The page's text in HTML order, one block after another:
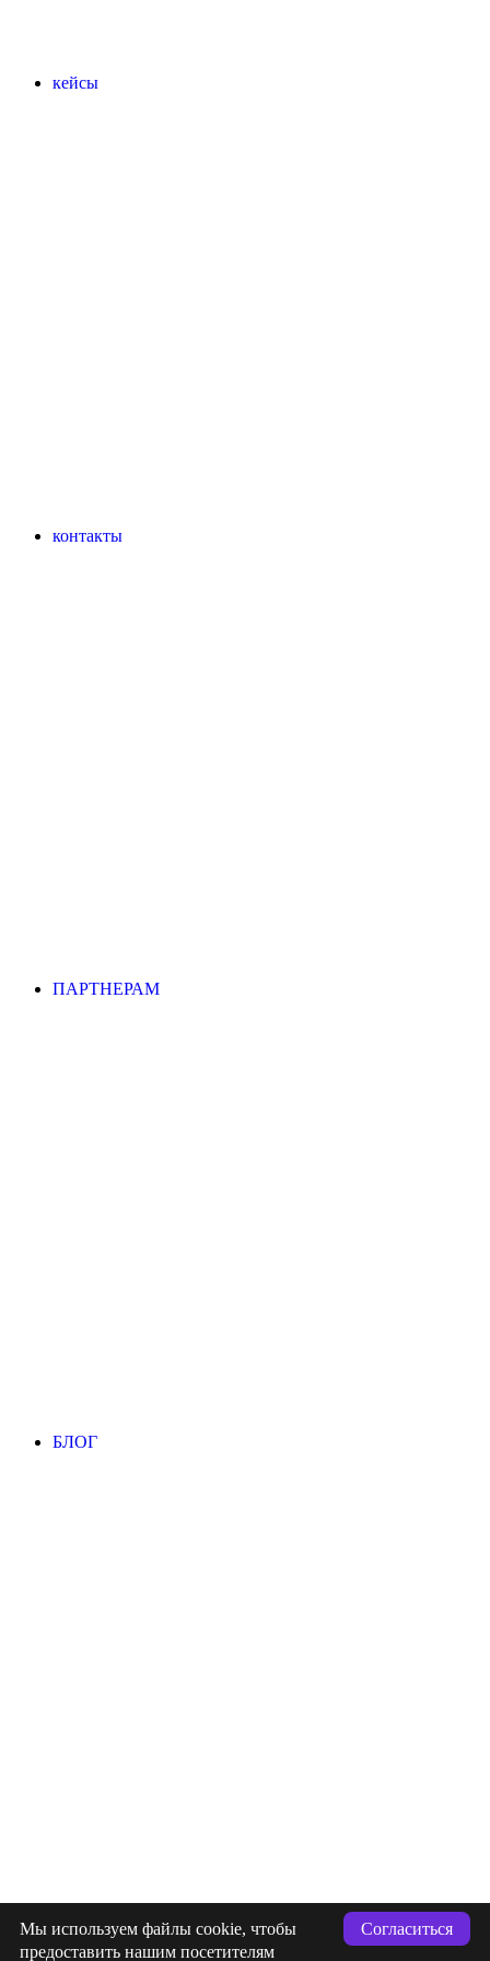
кейсы
контакты
ПАРТНЕРАМ
БЛОГ
+7 (993) 477-18-57
Согласиться
Мы используем файлы cookie, чтобы
предоставить нашим посетителям